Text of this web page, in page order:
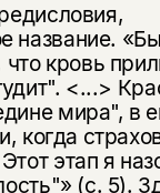
название.
кровь
<...>
мира", в
когда
этап я
(с. 5).